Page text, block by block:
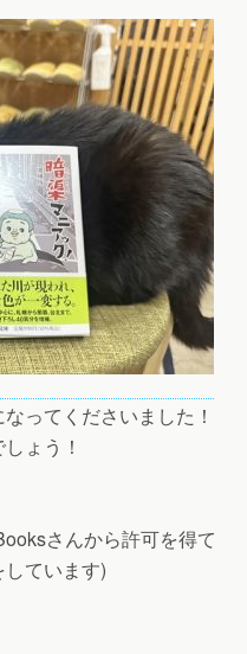
ってくださいました！
ょう！
さんから許可を得て
ています)